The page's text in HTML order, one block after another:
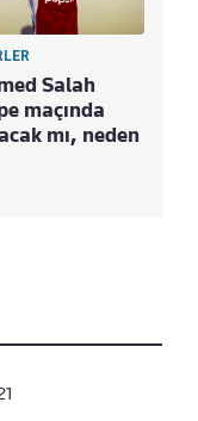
Salah
maçında
mı, neden